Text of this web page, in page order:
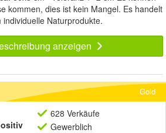
kommen, dies ist kein Mangel. Es handelt
Naturprodukte.
anzeigen
Gold
628 Verkäufe
Gewerblich